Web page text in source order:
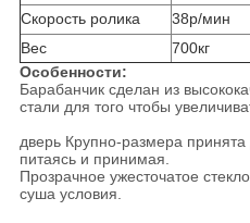
Скорость ролика
38р/мин
Вес
700кг
Особенности:
Барабанчик сделан из
стали для того чтобы
дверь Крупно-размера
питаясь и принимая.
Прозрачное ужесточатое
суша условия.